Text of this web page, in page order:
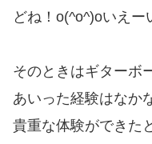
どね！o(^o^)oいえー
そのときはギターボ
あいった経験はなか
貴重な体験ができた